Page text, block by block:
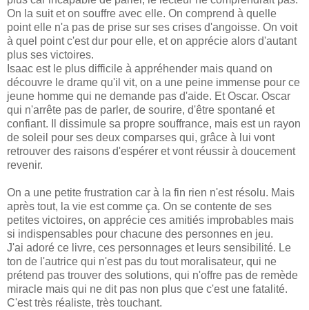
On la suit et on souffre avec elle. On comprend à quelle
point elle n'a pas de prise sur ses crises d'angoisse. On voit
à quel point c'est dur pour elle, et on apprécie alors d'autant
plus ses victoires.
Isaac est le plus difficile à appréhender mais quand on
découvre le drame qu'il vit, on a une peine immense pour ce
jeune homme qui ne demande pas d'aide. Et Oscar. Oscar
qui n'arrête pas de parler, de sourire, d'être spontané et
confiant. Il dissimule sa propre souffrance, mais est un rayon
de soleil pour ses deux comparses qui, grâce à lui vont
retrouver des raisons d'espérer et vont réussir à doucement
revenir.
On a une petite frustration car à la fin rien n'est résolu. Mais
après tout, la vie est comme ça. On se contente de ses
petites victoires, on apprécie ces amitiés improbables mais
si indispensables pour chacune des personnes en jeu.
J'ai adoré ce livre, ces personnages et leurs sensibilité. Le
ton de l'autrice qui n'est pas du tout moralisateur, qui ne
prétend pas trouver des solutions, qui n'offre pas de remède
miracle mais qui ne dit pas non plus que c'est une fatalité.
C'est très réaliste, très touchant.